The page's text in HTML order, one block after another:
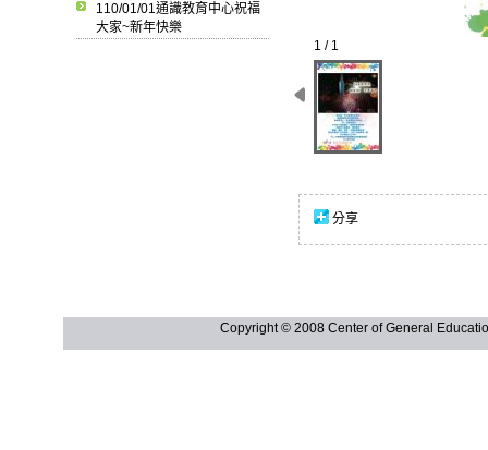
110/01/01通識教育中心祝福
大家~新年快樂
1 / 1
分享
Copyright © 2008 Center of General